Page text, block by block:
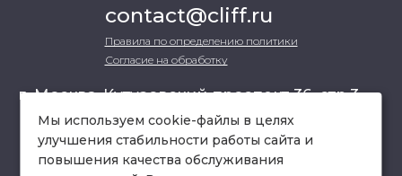
contact@cliff.ru
Правила по определению политики
Согласие на обработку
г. Москва, Кутузовский проспект 36, стр.3 ,
офис 301
Мы используем cookie-файлы в целях
улучшения стабильности работы сайта и
повышения качества обслуживания